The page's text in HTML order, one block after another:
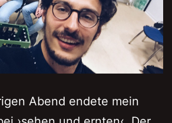
Abend endete mein